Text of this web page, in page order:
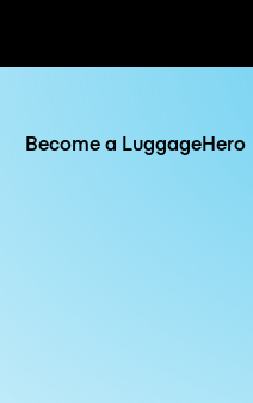
Become a LuggageHero